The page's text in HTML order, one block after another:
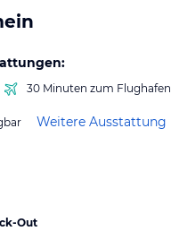
30 Minuten zum Flughafen
Weitere Ausstattung
Out